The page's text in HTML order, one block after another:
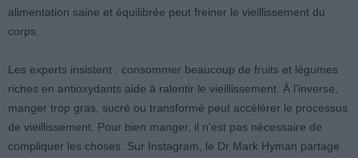
alimentation saine et équilibrée peut freiner le vieillissement du
corps.
Les experts insistent : consommer beaucoup de fruits et légumes
riches en antioxydants aide à ralentir le vieillissement. À l’inverse,
manger trop gras, sucré ou transformé peut accélérer le processus
de vieillissement. Pour bien manger, il n’est pas nécessaire de
compliquer les choses. Sur Instagram, le Dr Mark Hyman partage